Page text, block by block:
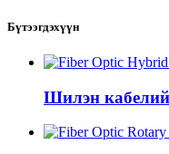
Бүтээгдэхүүн
Шилэн